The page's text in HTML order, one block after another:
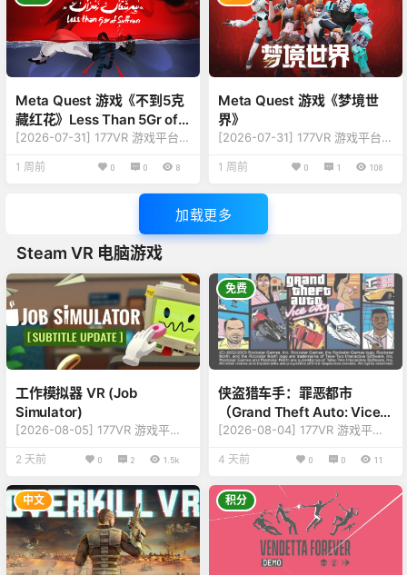
【类型】：体育、运动、休闲、
趣味 【平台】：Quest 2、Ques
t Pro、Quest 3、Quest 3S（一
体机版本） 【联机】：单人离线
【大小】：717MB 【刷新】：90
ne 【类型】：动作、塔防、射
击、飞行 【平台】：Quest 2、
Quest Pro、Quest 3、Quest 3
S（一体机版本） 【联机】：单
人离线 【大小】：3.6GB 【刷
Meta Quest 游戏《不到5克
藏红花》Less Than 5Gr of
Saffron
[2026-07-31] 177VR 游戏平台游
ron 版本v1.18.42.535 【版
下说明 【名称】：Less Than 5
Gr of Saffron 【类型】：趣味、
模拟 【平台】：Quest 2、Ques
t Pro、Quest 3、Quest 3S（一
【大小】：487MB 【刷…
1 周前 0 0 8
Meta Quest 游戏《梦境世
界》
[2026-07-31] 177VR 游戏平台游
新内容，详情查看下方版本说明
射击、街机、动作 【平台】：Qu
est 2、Quest Pro、Quest 3、
Quest 3S（一体机版本） 【联
国语言（包含中文） 【说明】：
关于这款游戏 梦境世界是一款超
高人气虚拟现…
1 周前 0 1 108
加载更多
Steam VR 电脑游戏
工作模拟器 VR (Job
Simulator)
[2026-08-05] 177VR 游戏平台
【游戏名称】：Job Simulator
戏平台】：HTC VIVE / Oculus /
Valve Index / 所有电脑VR设备
【游戏模式】：原生VR游戏（定
位控制器） 【游戏联机】：单人
离线 【游戏容量】：806MB
2 天前 0 2 1.5k
免费
侠盗猎车手：罪恶都市
（Grand Theft Auto: Vice
City）
[2026-08-04] 177VR 游戏平台
Vice City 版本 【好评指数】：7.
uto: Vice City（第三方） 【游戏
类型】：射击、生存、恐怖、冒
险、免费下载 【游戏平台】：HT
C VIVE / Oculus / Valve Index /
所有电脑VR设备 【游戏模式】：
4 天前 0 0 11
中文 积分